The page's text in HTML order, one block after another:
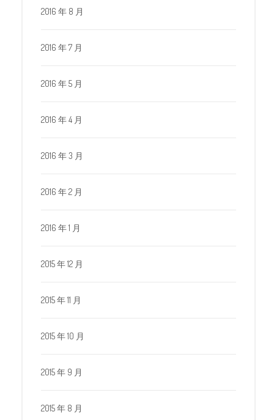
2016 年 8 月
2016 年 7 月
2016 年 5 月
2016 年 4 月
2016 年 3 月
2016 年 2 月
2016 年 1 月
2015 年 12 月
2015 年 11 月
2015 年 10 月
2015 年 9 月
2015 年 8 月